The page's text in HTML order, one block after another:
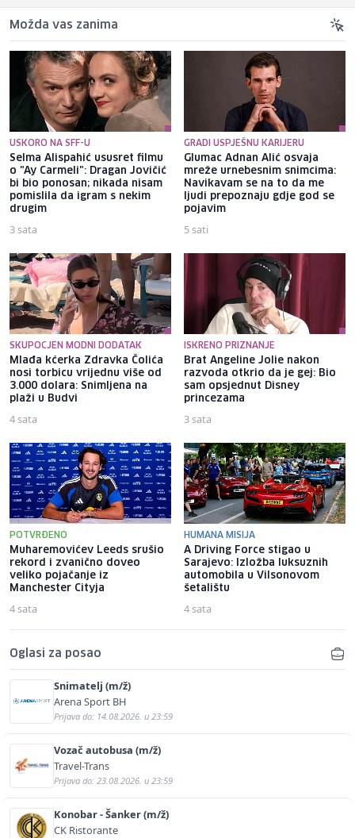
Možda vas zanima
USKORO NA SFF-U
Selma Alispahić ususret filmu
o "Ay Carmeli": Dragan Jovičić
bi bio ponosan; nikada nisam
pomislila da igram s nekim
drugim
3 sata
GRADI USPJEŠNU KARIJERU
Glumac Adnan Alić osvaja
mreže urnebesnim snimcima:
Navikavam se na to da me
ljudi prepoznaju gdje god se
pojavim
5 sati
SKUPOCJEN MODNI DODATAK
Mlađa kćerka Zdravka Čolića
nosi torbicu vrijednu više od
3.000 dolara: Snimljena na
plaži u Budvi
4 sata
ISKRENO PRIZNANJE
Brat Angeline Jolie nakon
razvoda otkrio da je gej: Bio
sam opsjednut Disney
princezama
3 sata
POTVRĐENO
Muharemovićev Leeds srušio
rekord i zvanično doveo
veliko pojačanje iz
Manchester Cityja
4 sata
HUMANA MISIJA
A Driving Force stigao u
Sarajevo: Izložba luksuznih
automobila u Vilsonovom
šetalištu
4 sata
Oglasi za posao
Snimatelj (m/ž)
Arena Sport BH
Prijava do: 14.08.2026. u 23:59
Vozač autobusa (m/ž)
Travel-Trans
Prijava do: 23.08.2026. u 23:59
Konobar - Šanker (m/ž)
CK Ristorante